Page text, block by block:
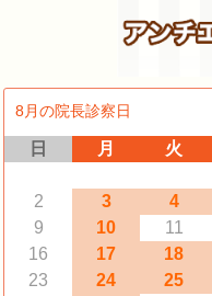
8月の院長診察日
日 月 火
2
3 4
9
10 11
16
17 18
23
24 25